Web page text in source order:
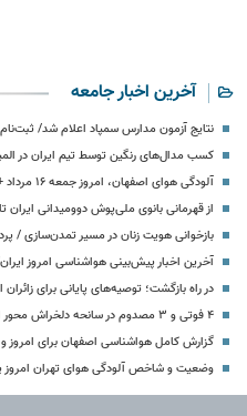
آخرین اخبار جامعه
نتایج آزمون مدارس سمپاد اعلام شد/ ثبت‌نام
کسب مدال‌های رنگین توسط تیم ایران در
آلودگی هوای اصفهان، امروز جمعه ۱۶ مرداد + جدول شاخص کیفیت هوا به تفکیک مناطق
از قهرمانی بانوی ملی‌پوش دوومیدانی
بازخوانی هویت زنان در مسیر تمدن‌سازی / پرداخت ۴۶ همت وام ازدواج در بهار
آخرین اخبار پیش‌بینی هواشناسی امروز
در راه بازگشت؛ توصیه‌های پایانی برای
۴ فوتی و ۳ مصدوم در سانحه دلخراش محور اژیه–ورزنه
گزارش کامل هواشناسی اصفهان برای امروز و فردا/ گرمای ۴۲
وضعیت و شاخص آلودگی هوای تهران امروز پنجشنبه ۱۵ مرداد / ۲